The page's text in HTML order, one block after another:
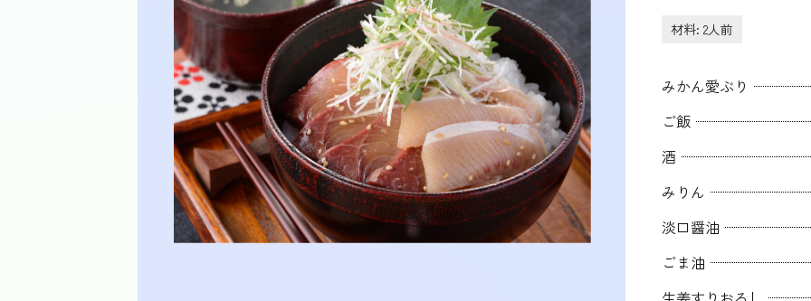
材料: 2人前
みかん愛ぶり
ご飯
酒
みりん
淡口醤油
ごま油